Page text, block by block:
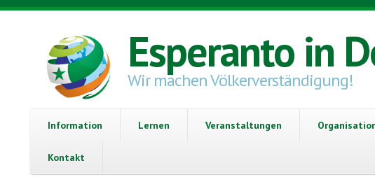
Direkt zum Inhalt
Esperanto in
Wir machen Völkerverständigung!
Information Lernen Veranstaltungen
Kontakt